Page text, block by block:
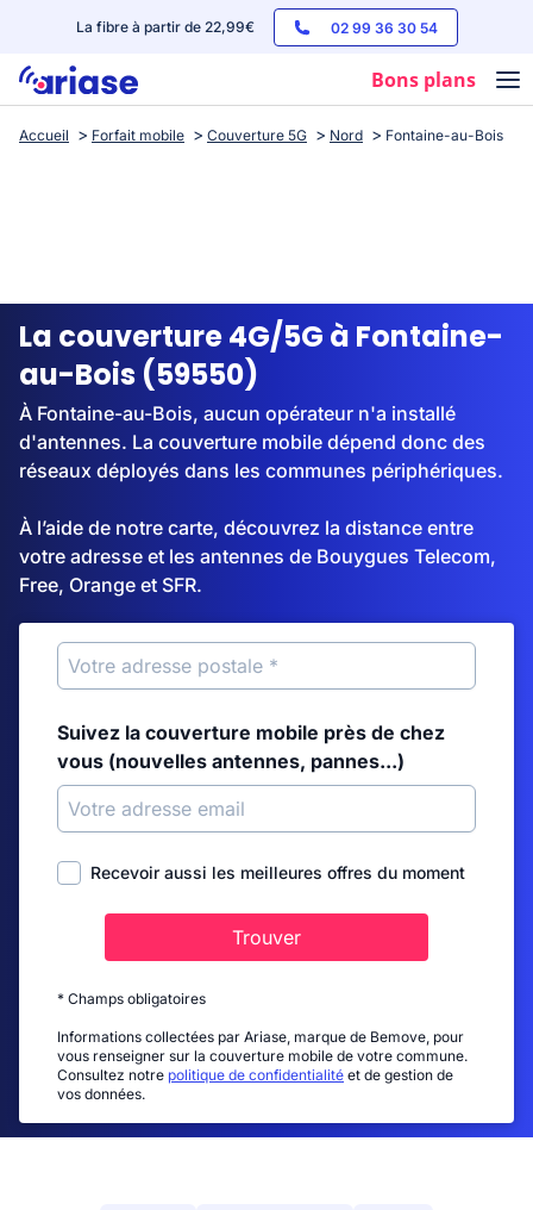
La fibre à partir de 22,99€ 02 99 36 30 54
Bons plans
Box internet
Streaming
Accueil Forfait mobile Couverture 5G Nord Fontaine-au-Bois
La couverture 4G/5G à Fontaine-
au-Bois (59550)
À Fontaine-au-Bois, aucun opérateur n'a installé
d'antennes. La couverture mobile dépend donc des
réseaux déployés dans les communes périphériques.
À l’aide de notre carte, découvrez la distance entre
votre adresse et les antennes de Bouygues Telecom,
Free, Orange et SFR.
Suivez la couverture mobile près de chez
vous (nouvelles antennes, pannes...)
Recevoir aussi les meilleures offres du moment
Trouver
* Champs obligatoires
Informations collectées par Ariase, marque de Bemove, pour
vous renseigner sur la couverture mobile de votre commune.
Consultez notre politique de confidentialité et de gestion de
vos données.